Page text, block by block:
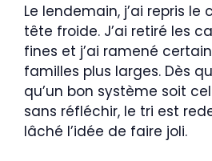
Le lendemain, j’ai repris le
tête froide. J’ai retiré les
fines et j’ai ramené
familles plus larges. Dès
qu’un bon système soit
sans réfléchir, le tri est
lâché l’idée de faire joli.